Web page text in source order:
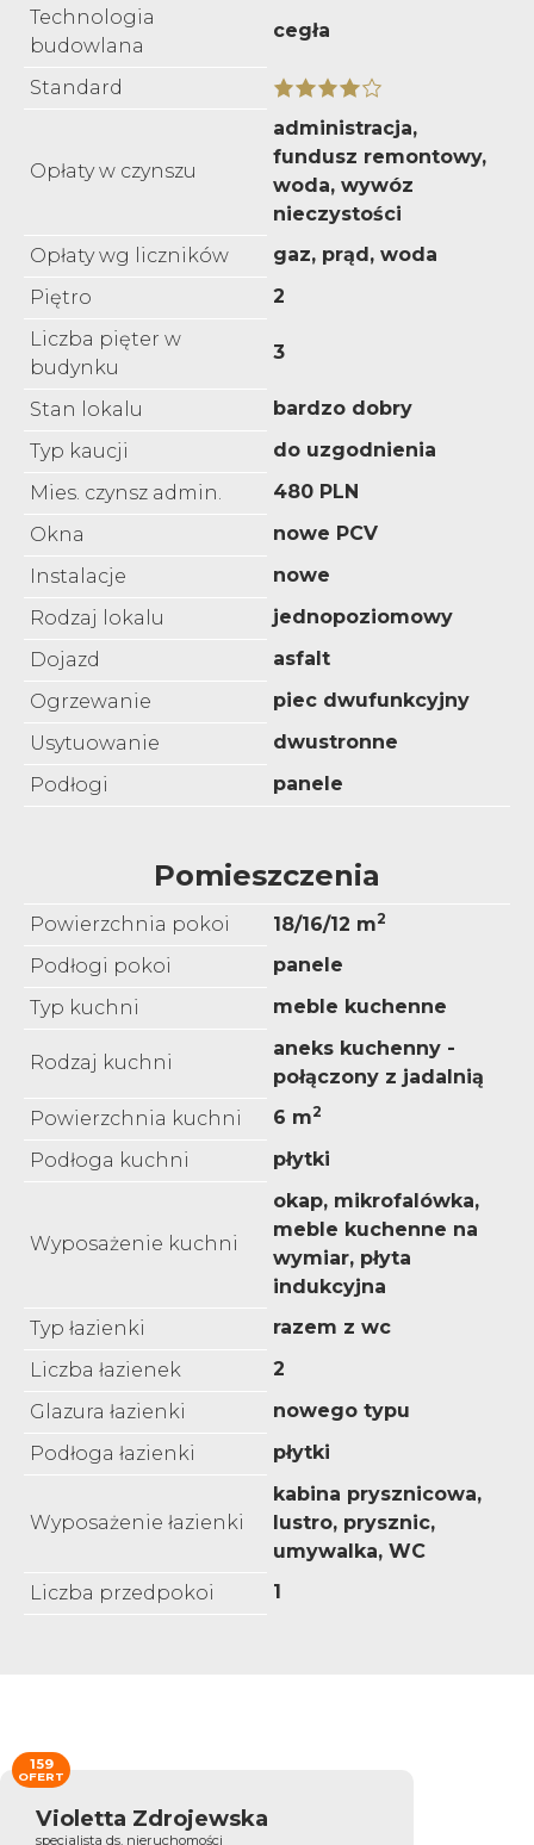
Technologia
budowlana
cegła
Standard
Opłaty w czynszu
administracja,
fundusz remontowy,
woda, wywóz
nieczystości
Opłaty wg liczników
gaz, prąd, woda
Piętro
2
Liczba pięter w
budynku
3
Stan lokalu
bardzo dobry
Typ kaucji
do uzgodnienia
Mies. czynsz admin.
480 PLN
Okna
nowe PCV
Instalacje
nowe
Rodzaj lokalu
jednopoziomowy
Dojazd
asfalt
Ogrzewanie
piec dwufunkcyjny
Usytuowanie
dwustronne
Podłogi
panele
Pomieszczenia
Powierzchnia pokoi 18/16/12 m2
Podłogi pokoi
panele
Typ kuchni
meble kuchenne
Rodzaj kuchni
aneks kuchenny -
połączony z jadalnią
Powierzchnia kuchni
6 m2
Podłoga kuchni płytki
Wyposażenie kuchni
okap, mikrofalówka,
meble kuchenne na
wymiar, płyta
indukcyjna
Typ łazienki
razem z wc
Liczba łazienek
2
Glazura łazienki
nowego typu
Podłoga łazienki
płytki
Wyposażenie łazienki
kabina prysznicowa,
lustro, prysznic,
umywalka, WC
Liczba przedpokoi
1
Violetta Zdrojewska
specjalista ds. nieruchomości
159
OFERT